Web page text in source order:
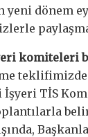
yeni dönem
komiteleri
İşyeri TİS